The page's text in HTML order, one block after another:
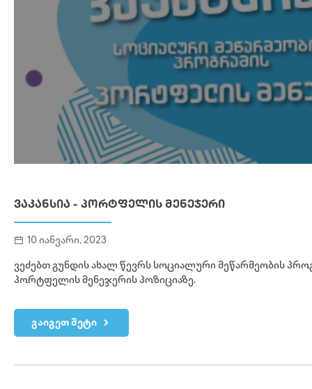
ᲕᲐᲙᲐᲜᲡᲘᲐ - ᲞᲝᲠᲢᲤᲔᲚᲘᲡ ᲛᲔᲜᲔᲯᲔᲠᲘ
10 იანვარი, 2023
ვეძებთ გუნდის ახალ წევრს სოციალური მეწარმეობის
პორტფელის მენეჯერის პოზიციაზე.
გაიგეთ მეტი